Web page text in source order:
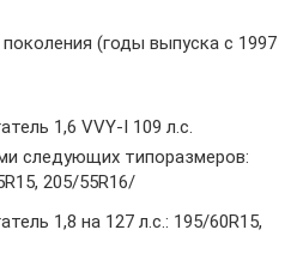
(годы выпуска с 1997
1,6 VVY-I 109 л.с.
следующих типоразмеров:
205/55R16/
1,8 на 127 л.с.: 195/60R15,